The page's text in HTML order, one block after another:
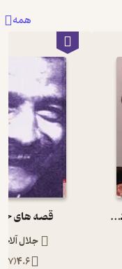
همه
دانشجو باید سیب زمینی نباشد قصه های
جلال
4.6
(
7